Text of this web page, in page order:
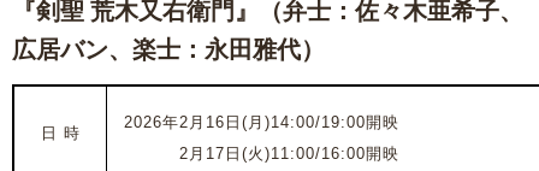
『剣聖 荒木又右衛門』（弁士：佐々木亜希子、
広居バン、楽士：永田雅代）
日 時
2026年2月16日(月)14:00/19:00開映
2月17日(火 )11:00/16:00開映